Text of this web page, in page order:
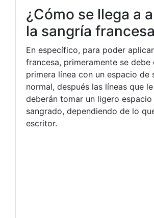
¿Cómo se llega a
la sangría
En específico, para poder
francesa, primeramente se debe
primera línea con un espacio de
normal, después las líneas que
deberán tomar un ligero espacio
sangrado, dependiendo de lo
escritor.